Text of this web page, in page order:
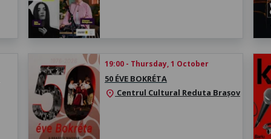
19:00 - Thursday, 1 October
50 ÉVE BOKRÉTA
location_on Centrul Cultural Reduta Brașov